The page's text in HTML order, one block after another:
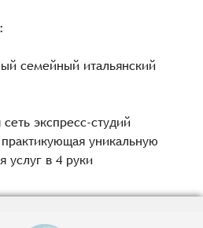
семейный итальянский
экспресс-студий
уникальную
услуг в 4 руки